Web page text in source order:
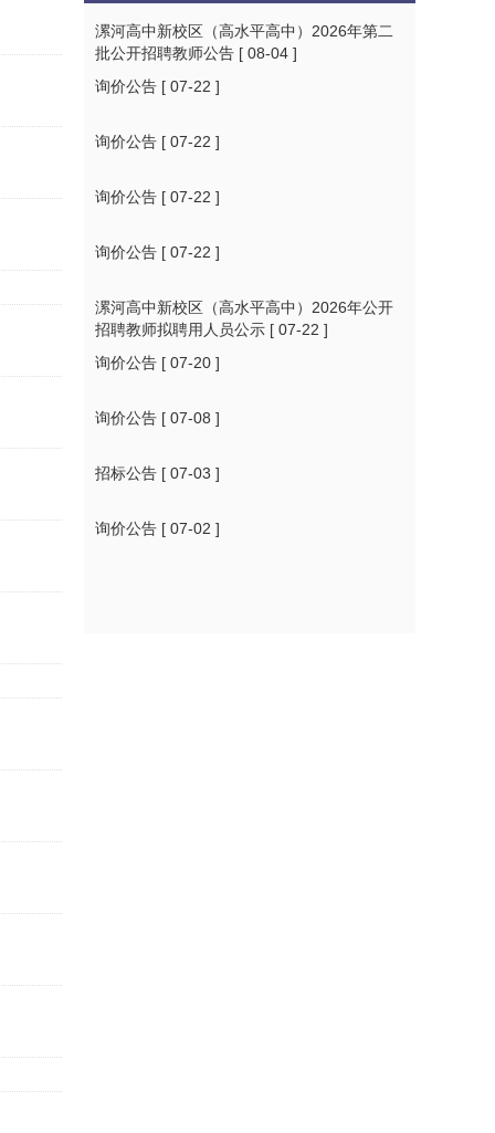
漯河高中新校区（高水平高中）2026年第二
批公开招聘教师公告 [ 08-04 ]
询价公告 [ 07-22 ]
询价公告 [ 07-22 ]
询价公告 [ 07-22 ]
询价公告 [ 07-22 ]
漯河高中新校区（高水平高中）2026年公开
招聘教师拟聘用人员公示 [ 07-22 ]
询价公告 [ 07-20 ]
询价公告 [ 07-08 ]
招标公告 [ 07-03 ]
询价公告 [ 07-02 ]